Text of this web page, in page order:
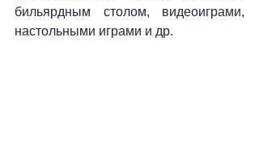
бильярдным столом, видеоиграми,
настольными играми и др.